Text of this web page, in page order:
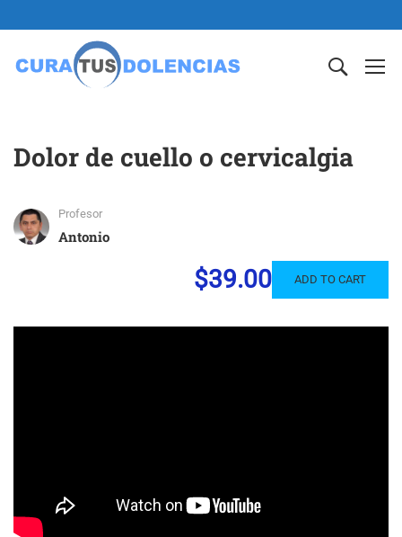
Dolor de cuello o cervicalgia
Profesor
Antonio
$39.00 ADD TO CART